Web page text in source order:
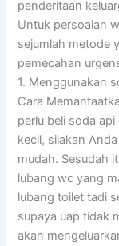
penderitaan
Untuk persoalan
sejumlah metode
pemecahan
1. Menggunakan
Cara
perlu beli soda
kecil, silakan
mudah. Sesudah
lubang wc yang
lubang toilet tadi
supaya uap tidak
akan